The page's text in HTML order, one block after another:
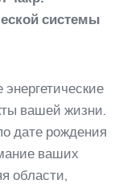
системы
вашей жизни.
дате рождения
ваших
области,